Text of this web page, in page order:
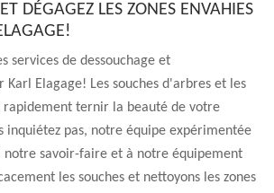
DÉGAGEZ LES ZONES ENVAHIES
services de dessouchage et
Elagage! Les souches d'arbres et les
rapidement ternir la beauté de votre
inquiétez pas, notre équipe expérimentée
notre savoir-faire et à notre équipement
les souches et nettoyons les zones